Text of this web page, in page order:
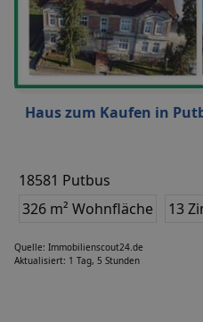
Haus zum Kaufen in
18581 Putbus
326 m² Wohnfläche
13
Quelle: Immobilienscout24.de
Aktualisiert: 1 Tag, 5 Stunden